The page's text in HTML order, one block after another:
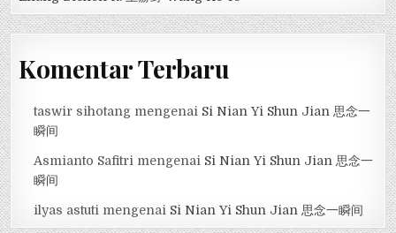
Komentar Terbaru
taswir sihotang mengenai Si Nian Yi Shun Jian 思念一
瞬间
Asmianto Safitri mengenai Si Nian Yi Shun Jian 思念一
瞬间
ilyas astuti mengenai Si Nian Yi Shun Jian 思念一瞬间